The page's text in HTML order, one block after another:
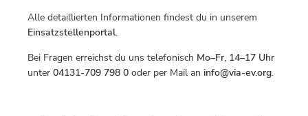
Alle detaillierten Informationen findest du in unserem
Einsatzstellenportal.
Bei Fragen erreichst du uns telefonisch Mo–Fr, 14–17 Uhr
unter 04131-709 798 0 oder per Mail an info@via-ev.org.